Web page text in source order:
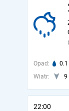
Opad:
Wiatr:
9
22:00